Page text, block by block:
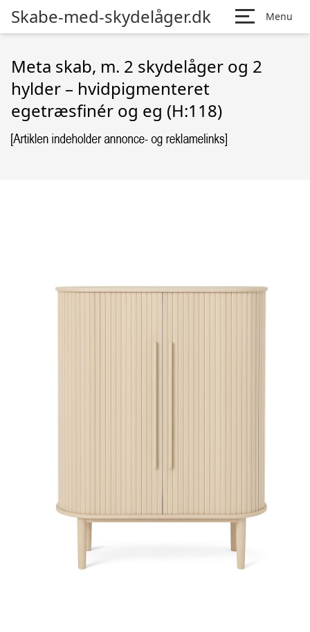
Skabe-med-skydelåger.dk Menu
Meta skab, m. 2 skydelåger og 2
hylder – hvidpigmenteret
egetræsfinér og eg (H:118)